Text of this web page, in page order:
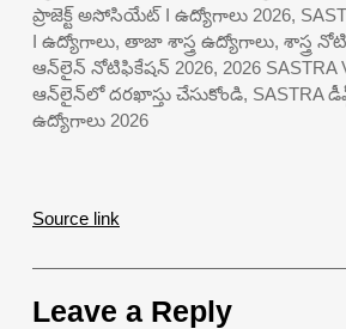
ప్రాజెక్ట్ అసోసియేట్ I ఉద్యోగాలు 2026,
I ఉద్యోగాలు, తాజా శాస్త్ర ఉద్యోగాలు, శాస్త్ర
ఆన్‌లైన్ నోటిఫికేషన్ 2026, 2026 SASTRA
ఆన్‌లైన్‌లో దరఖాస్తు చేసుకోండి, SASTRA
ఉద్యోగాలు 2026
Source link
Leave a Reply